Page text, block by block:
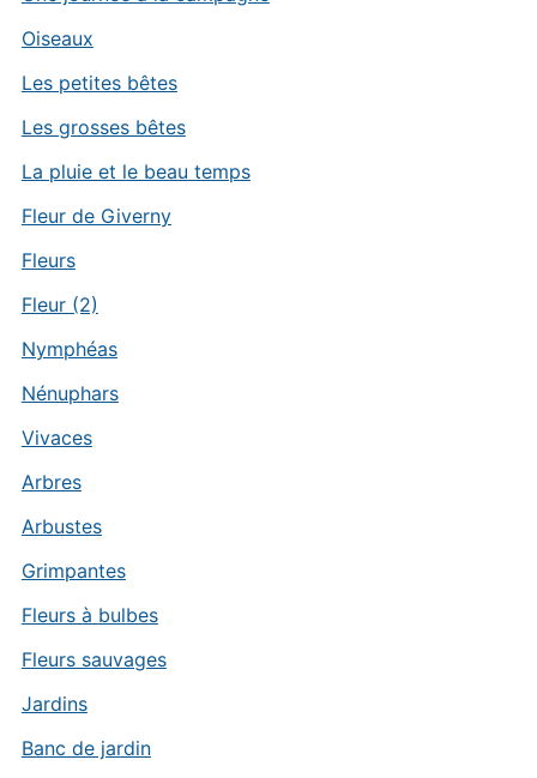
Oiseaux
Les petites bêtes
Les grosses bêtes
La pluie et le beau temps
Fleur de Giverny
Fleurs
Fleur (2)
Nymphéas
Nénuphars
Vivaces
Arbres
Arbustes
Grimpantes
Fleurs à bulbes
Fleurs sauvages
Jardins
Banc de jardin